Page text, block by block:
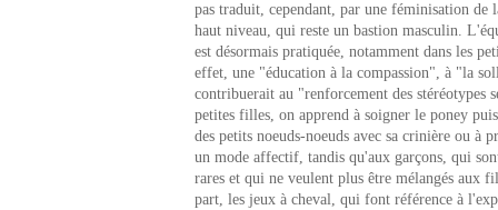
pas traduit, cependant, par une féminisation de
haut niveau, qui reste un bastion masculin.
est désormais pratiquée, notamment dans les
effet, une "éducation à la compassion", à "la
contribuerait au "renforcement des stéréotypes
petites filles, on apprend à soigner le poney
des petits noeuds-noeuds avec sa crinière ou à
un mode affectif, tandis qu'aux garçons, qui
rares et qui ne veulent plus être mélangés aux
part, les jeux à cheval, qui font référence à